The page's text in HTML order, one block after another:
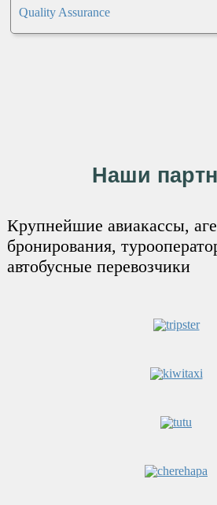
Quality Assurance
Наши
Крупнейшие авиакассы,
бронирования,
автобусные перевозчики